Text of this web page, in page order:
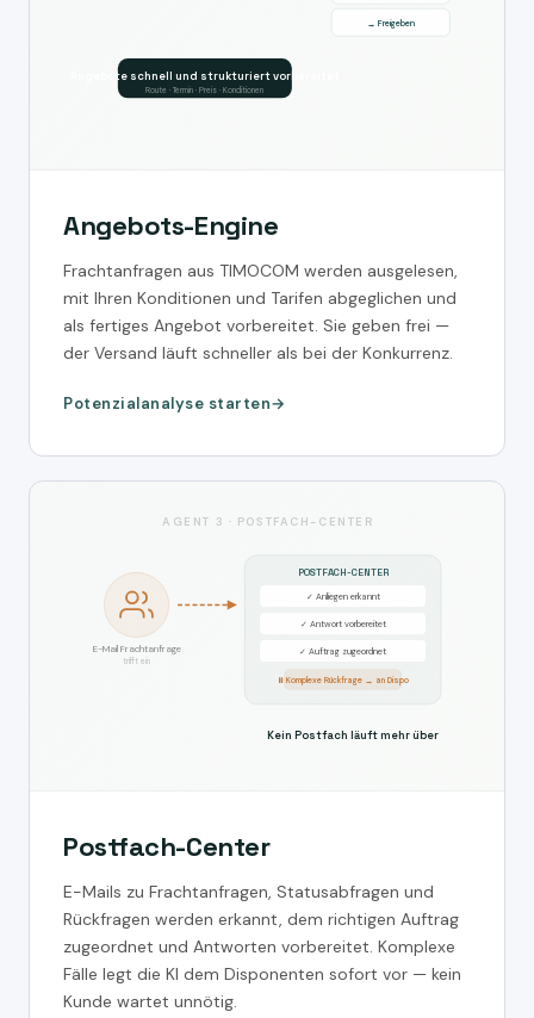
→ Freigeben
Angebote schnell und strukturiert vorbereitet
Route · Termin · Preis · Konditionen
Angebots-Engine
Frachtanfragen aus TIMOCOM werden ausgelesen,
mit Ihren Konditionen und Tarifen abgeglichen und
als fertiges Angebot vorbereitet. Sie geben frei —
der Versand läuft schneller als bei der Konkurrenz.
Potenzialanalyse starten
AGENT 3 · POSTFACH-CENTER
E-Mail Frachtanfrage
trifft ein
POSTFACH-CENTER
✓ Anliegen erkannt
✓ Antwort vorbereitet
✓ Auftrag zugeordnet
⏸ Komplexe Rückfrage → an Dispo
Kein Postfach läuft mehr über
Postfach-Center
E-Mails zu Frachtanfragen, Statusabfragen und
Rückfragen werden erkannt, dem richtigen Auftrag
zugeordnet und Antworten vorbereitet. Komplexe
Fälle legt die KI dem Disponenten sofort vor — kein
Kunde wartet unnötig.